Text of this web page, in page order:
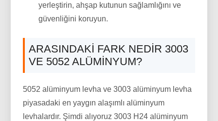
yerleştirin, ahşap kutunun sağlamlığını ve
güvenliğini koruyun.
ARASINDAKI FARK NEDIR 3003
VE 5052 ALÜMINYUM?
5052 alüminyum levha ve 3003 alüminyum levha
piyasadaki en yaygın alaşımlı alüminyum
levhalardır. Şimdi alıyoruz 3003 H24 alüminyum